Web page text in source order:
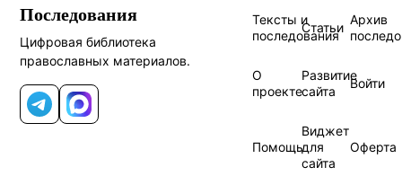
Последования
Цифровая библиотека
православных материалов.
Telegram
MAX
Тексты и
последования
Статьи
Архив
О
проекте
Развитие
сайта
Войти
Помощь
Виджет
для
сайта
Оферта